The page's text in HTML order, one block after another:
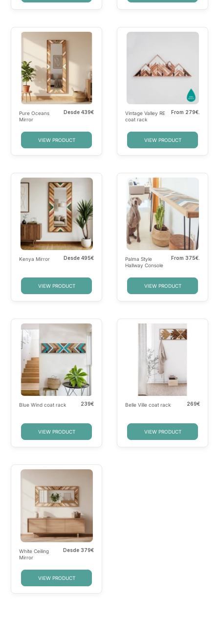
Pure Oceans
Mirror
Desde 439€
VIEW PRODUCT
Vintage Valley RE
coat rack
From 279€.
VIEW PRODUCT
Kenya Mirror Desde 495€
VIEW PRODUCT
Palma Style
Hallway Console
From 375€.
VIEW PRODUCT
Blue Wind coat rack 239€
VIEW PRODUCT
Belle Ville coat rack 269€
VIEW PRODUCT
White Ceiling
Mirror
Desde 379€
VIEW PRODUCT